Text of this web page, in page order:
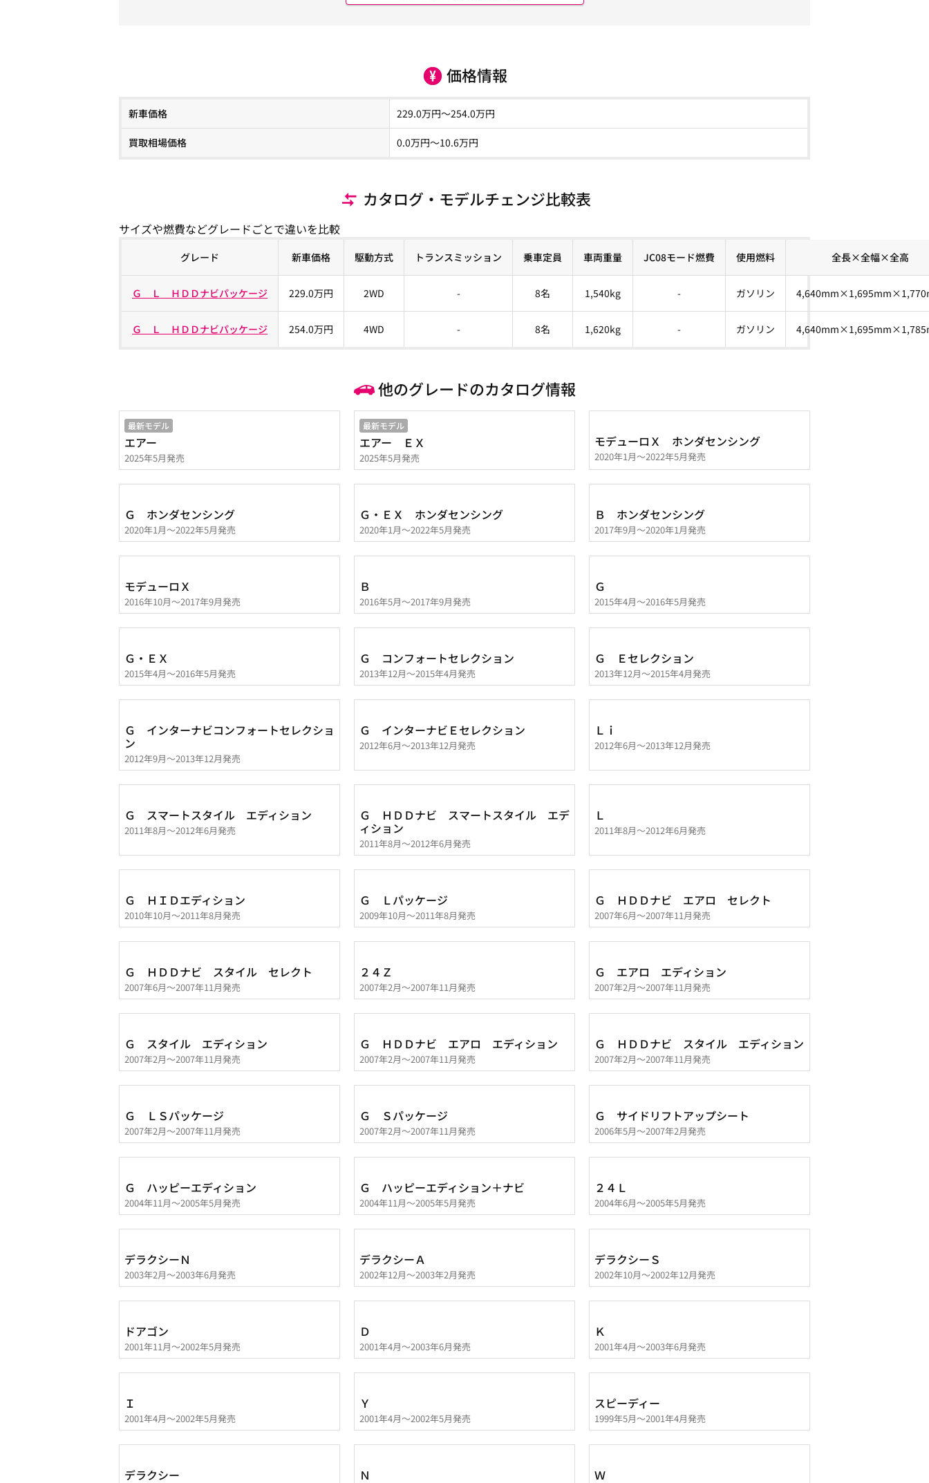
価格情報
新車価格 229.0万円～254.0万円
買取相場価格 0.0万円〜10.6万円
カタログ・モデルチェンジ比較表
サイズや燃費などグレードごとで違いを比較
グレード 新車価格 駆動方式 トランスミッション 乗車定員 車両重量 JC08モード燃費 使用燃料 全長×全幅×全高
Ｇ Ｌ ＨＤＤナビパッケージ 229.0万円 2WD - 8名 1,540kg - ガソリン
Ｇ Ｌ ＨＤＤナビパッケージ 254.0万円 4WD - 8名 1,620kg - ガソリン
他のグレードのカタログ情報
最新モデル
エアー
2025年5月発売
最新モデル
エアー ＥＸ
2025年5月発売
モデューロＸ ホンダセンシング
2020年1月～2022年5月発売
Ｇ ホンダセンシング
2020年1月～2022年5月発売
Ｇ・ＥＸ ホンダセンシング
2020年1月～2022年5月発売
Ｂ ホンダセンシング
2017年9月～2020年1月発売
モデューロＸ
2016年10月～2017年9月発売
Ｂ
2016年5月～2017年9月発売
Ｇ
2015年4月～2016年5月発売
Ｇ・ＥＸ
2015年4月～2016年5月発売
Ｇ コンフォートセレクション
2013年12月～2015年4月発売
Ｇ Ｅセレクション
2013年12月～2015年4月発売
Ｇ インターナビコンフォートセレクショ
ン
2012年9月～2013年12月発売
Ｇ インターナビＥセレクション
2012年6月～2013年12月発売
Ｌｉ
2012年6月～2013年12月発売
Ｇ スマートスタイル エディション
2011年8月～2012年6月発売
Ｇ ＨＤＤナビ スマートスタイル エデ
ィション
2011年8月～2012年6月発売
Ｌ
2011年8月～2012年6月発売
Ｇ ＨＩＤエディション
2010年10月～2011年8月発売
Ｇ Ｌパッケージ
2009年10月～2011年8月発売
Ｇ ＨＤＤナビ エアロ セレクト
2007年6月～2007年11月発売
Ｇ ＨＤＤナビ スタイル セレクト
2007年6月～2007年11月発売
２４Ｚ
2007年2月～2007年11月発売
Ｇ エアロ エディション
2007年2月～2007年11月発売
Ｇ スタイル エディション
2007年2月～2007年11月発売
Ｇ ＨＤＤナビ エアロ エディション
2007年2月～2007年11月発売
Ｇ ＨＤＤナビ スタイル エディション
2007年2月～2007年11月発売
Ｇ ＬＳパッケージ
2007年2月～2007年11月発売
Ｇ Ｓパッケージ
2007年2月～2007年11月発売
Ｇ サイドリフトアップシート
2006年5月～2007年2月発売
Ｇ ハッピーエディション
2004年11月～2005年5月発売
Ｇ ハッピーエディション＋ナビ
2004年11月～2005年5月発売
２４Ｌ
2004年6月～2005年5月発売
デラクシーＮ
2003年2月～2003年6月発売
デラクシーＡ
2002年12月～2003年2月発売
デラクシーＳ
2002年10月～2002年12月発売
ドアゴン
2001年11月～2002年5月発売
Ｄ
2001年4月～2003年6月発売
Ｋ
2001年4月～2003年6月発売
Ｉ
2001年4月～2002年5月発売
Ｙ
2001年4月～2002年5月発売
スピーディー
1999年5月～2001年4月発売
デラクシー Ｎ Ｗ